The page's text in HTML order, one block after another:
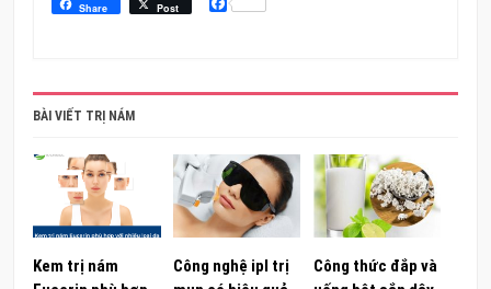
Share Post
BÀI VIẾT TRỊ NÁM
Kem trị nám
Công nghệ ipl trị
Công thức đắp và